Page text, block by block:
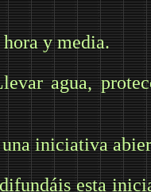
y media.
agua,
una iniciativa
esta